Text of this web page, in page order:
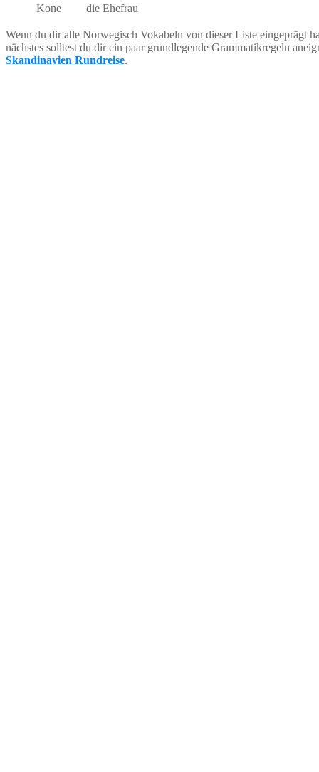
Kone
die Ehefrau
Wenn du dir alle Norwegisch Vokabeln von dieser Liste eingeprägt
nächstes solltest du dir ein paar grundlegende Grammatikregeln
Skandinavien Rundreise.